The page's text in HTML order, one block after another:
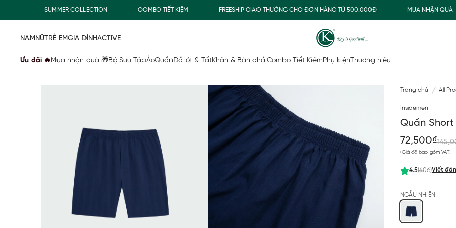
SUMMER COLLECTION COMBO TIẾT KIỆM FREESHIP GIAO THƯỜNG CHO ĐƠN HÀNG TỪ 500.000Đ MUA NHẬN QUÀ
NAMNỮTRẺ EMGIA ĐÌNHACTIVE
Ưu đãi 🔥 Mua nhận quà 🎁Bộ Sưu TậpÁoQuầnĐồ lót & TấtKhăn & Bàn chảiCombo Tiết KiệmPhụ kiện Thương hiệu
Trang chủ All
Insidemen
Quần Short
72,500₫
(Giá đã bao gồm VAT)
4.5(406)Viết
NGẪU NHIÊN